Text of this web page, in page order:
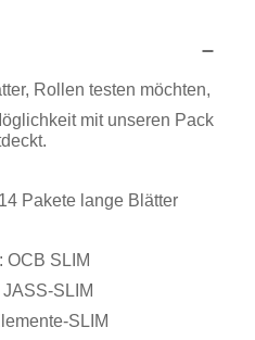
Rollen testen möchten,
mit unseren Pack
Pakete lange Blätter
OCB SLIM
SLIM
SLIM